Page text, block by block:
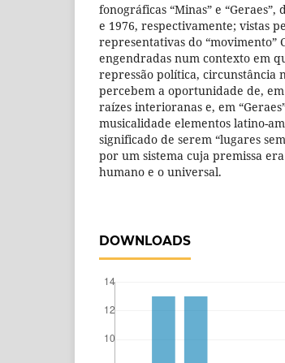
fonográficas “Minas” e
e 1976, respectivamente; vistas
representativas do “movimento”
engendradas num contexto em
repressão política, circunstância
percebem a oportunidade de,
raízes interioranas e, em
musicalidade elementos latino-
significado de serem “lugares
por um sistema cuja premissa
humano e o universal.
DOWNLOADS